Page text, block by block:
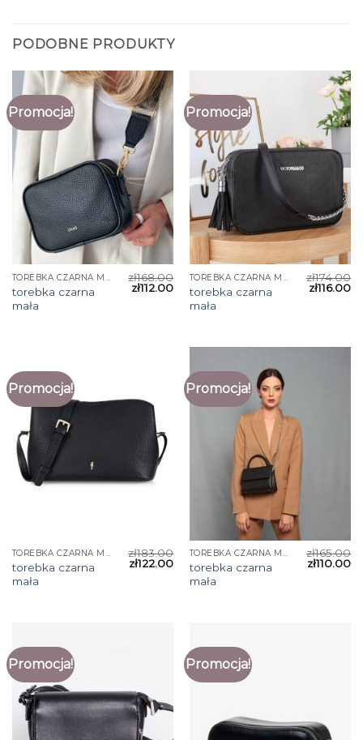
PODOBNE PRODUKTY
Promocja!
TOREBKA CZARNA MAŁA
torebka czarna
mała
zł168.00
zł112.00
Promocja!
TOREBKA CZARNA MAŁA
torebka czarna
mała
zł174.00
zł116.00
Promocja!
TOREBKA CZARNA MAŁA
torebka czarna
mała
zł183.00
zł122.00
Promocja!
TOREBKA CZARNA MAŁA
torebka czarna
mała
zł165.00
zł110.00
Promocja! Promocja!